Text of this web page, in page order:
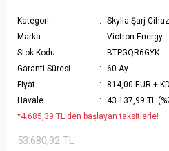
Kategori
Skylla Şarj
Marka
Victron Energy
Stok Kodu
BTPGQR6GYK
Garanti Süresi
60 Ay
Fiyat
814,00 EUR +
Havale
43.137,99 TL
*4.685,39 TL den başlayan taksitlerle!
53.680,92 TL